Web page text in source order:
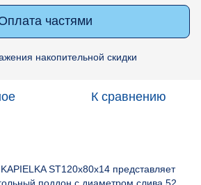
частями
накопительной скидки
К сравнению
ST120x80х14 представляет
поддон с диаметром слива 52